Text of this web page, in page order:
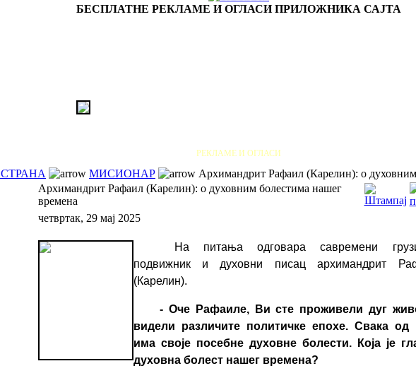
БЕСПЛАТНЕ РЕКЛАМЕ И ОГЛАСИ ПРИЛОЖНИКА САЈТА
РЕКЛАМЕ И ОГЛАСИ
МИСИОНАР
Архимандрит Рафаил (Карелин): о
Архимандрит Рафаил (Карелин): о духовним болестима нашег
времена
четвртак, 29 мај 2025
На питања одговара савремени
подвижник и духовни писац архимандрит
(Карелин).
- Оче Рафаиле, Ви сте проживели дуг
видели различите политичке епохе. Свака од
има своје посебне духовне болести. Која је
духовна болест нашег времена?